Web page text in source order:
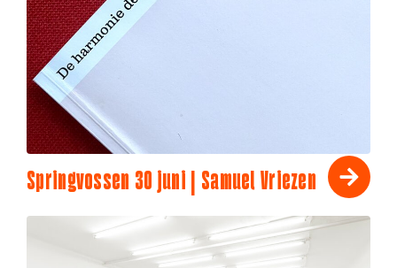
Springvossen 30 juni | Samuel Vriezen